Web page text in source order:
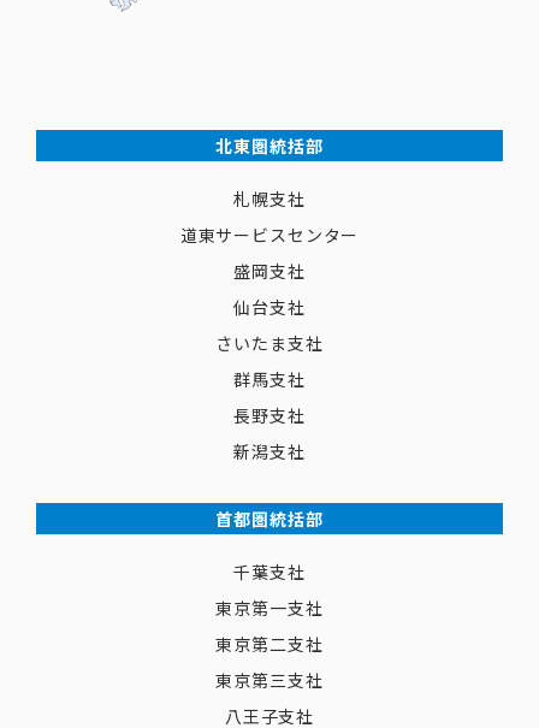
北東圏統括部
札幌支社
道東サービスセンター
盛岡支社
仙台支社
さいたま支社
群馬支社
長野支社
新潟支社
首都圏統括部
千葉支社
東京第一支社
東京第二支社
東京第三支社
八王子支社